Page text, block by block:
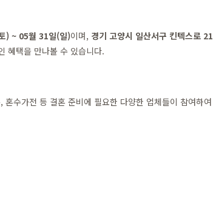
) ~ 05월 31일(일)이며, 경기 고양시 일산서구 킨텍스로
혜택을 만나볼 수 있습니다.
수가전 등 결혼 준비에 필요한 다양한 업체들이 참여하여